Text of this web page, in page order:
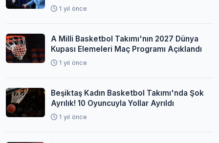
1 yıl önce
A Milli Basketbol Takımı'nın 2027 Dünya
Kupası Elemeleri Maç Programı Açıklandı
1 yıl önce
Beşiktaş Kadın Basketbol Takımı'nda Şok
Ayrılık! 10 Oyuncuyla Yollar Ayrıldı
1 yıl önce